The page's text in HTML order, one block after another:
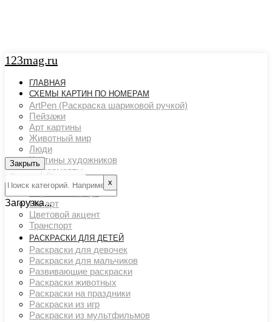
123mag.ru
ГЛАВНАЯ
СХЕМЫ КАРТИН ПО НОМЕРАМ
ArtPen (Раскраска шариковой ручкой)
Пейзажи
Арт картины
Животный мир
Люди
Картины художников
Натюрморты
Поп арт
Страны и города
Ню арт
Цветовой акцент
Транспорт
РАСКРАСКИ ДЛЯ ДЕТЕЙ
Раскраски для девочек
Раскраски для мальчиков
Развивающие раскраски
Раскраски животных
Раскраски на праздники
Раскраски из игр
Раскраски из мультфильмов
Закрыть
Фильтр
Очистить
Закрыть
х
Загрузка...